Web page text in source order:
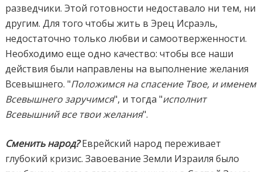
разведчики. Этой готовности недоставало ни тем, ни
другим. Для того чтобы жить в Эрец Исраэль,
недостаточно только любви и самоотверженности.
Необходимо еще одно качество: чтобы все наши
действия были направлены на выполнение желания
Всевышнего. "Положимся на спасение Твое, и именем
Всевышнего заручимся", и тогда "исполнит
Всевышний все твои желания".
Сменить народ?Еврейский народ переживает
глубокий кризис. Завоевание Земли Израиля было